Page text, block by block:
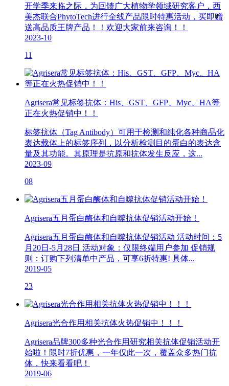
开学季来临之际，为回馈广大植物学领域研究客户，西
美杰联合PhytoTech进行全线产品限时特惠活动，买即赠
送高品质王牌产品！！欢迎大家前来咨询！！
2023-10
11
Agrisera常见标签抗体：His、GST、GFP、Myc、HA等
正在火热促销中！！
标签抗体（Tag Antibody）可用于检测和纯化各种商品化
表达载体上的标签序列，以分析检测目的蛋白的表达含
量及其功能。其原理是抗原和抗体发生反应，这...
2023-09
08
Agrisera五月蛋白酶体和自噬抗体促销活动开始！
Agrisera五月蛋白酶体和自噬抗体促销活动 活动时间：5
月20日-5月28日 活动对象：仅限终端用户参加 促销规
则：订购下列清单中产品，可享6折特惠! 具体...
2019-05
23
Agrisera光合作用相关抗体火热促销中！！！
Agrisera品牌300多种光合作用研究相关抗体促销活动开
始啦！限时7折优惠，一年仅此一次，覆盖众多热门抗
体，快来看看吧！
2019-06